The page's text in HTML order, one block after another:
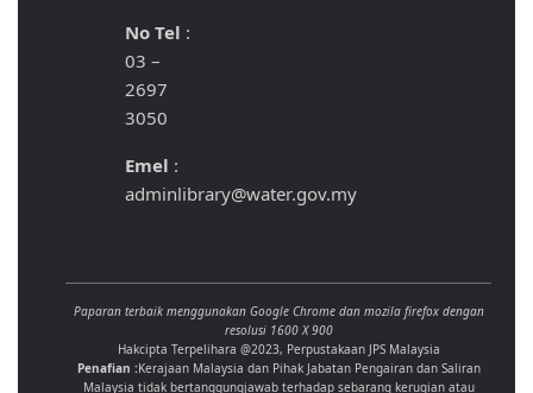
No Tel :
03 –
2697
3050
Emel :
adminlibrary@water.gov.my
Paparan terbaik menggunakan Google Chrome dan mozila firefox dengan
resolusi 1600 X 900
Hakcipta Terpelihara @2023, Perpustakaan JPS Malaysia
Penafian :Kerajaan Malaysia dan Pihak Jabatan Pengairan dan Saliran
Malaysia tidak bertanggungjawab terhadap sebarang kerugian atau